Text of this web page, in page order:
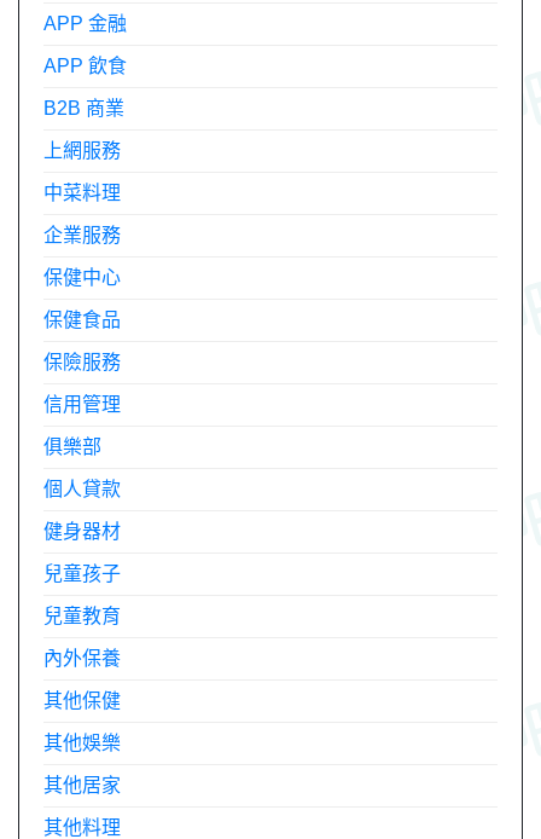
APP 金融
APP 飲食
B2B 商業
上網服務
中菜料理
企業服務
保健中心
保健食品
保險服務
信用管理
俱樂部
個人貸款
健身器材
兒童孩子
兒童教育
內外保養
其他保健
其他娛樂
其他居家
其他料理